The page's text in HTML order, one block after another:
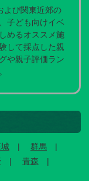
よび関東近郊の
子ども向けイベ
めるオススメ施
して採点した親
や親子評価ラン
群馬
青森